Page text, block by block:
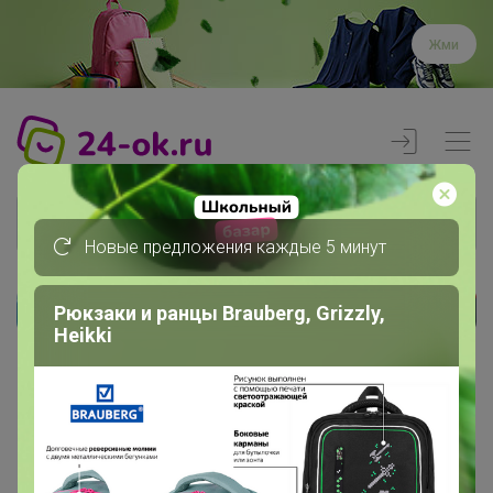
Жми
Члены клуба
мама лизуна
Новые предложения каждые 5 минут
Рюкзаки и ранцы Brauberg, Grizzly,
Heikki